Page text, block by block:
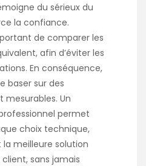
du sérieux du
la confiance.
de comparer les
afin d’éviter les
En conséquence,
baser sur des
Un
permet
choix technique,
meilleure solution
sans jamais